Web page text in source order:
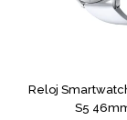
Reloj
S5